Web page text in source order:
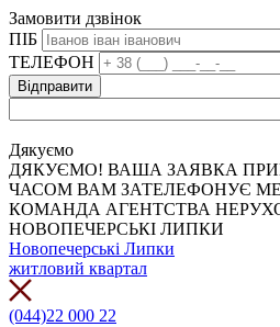
Замовити дзвінок
ПІБ
ТЕЛЕФОН
Дякуємо
ДЯКУЄМО! ВАША ЗАЯВКА
ЧАСОМ ВАМ ЗАТЕЛЕФОНУЄ
КОМАНДА АГЕНТСТВА
НОВОПЕЧЕРСЬКІ ЛИПКИ
Новопечерські Липки
житловий квартал
(044)22 000 22